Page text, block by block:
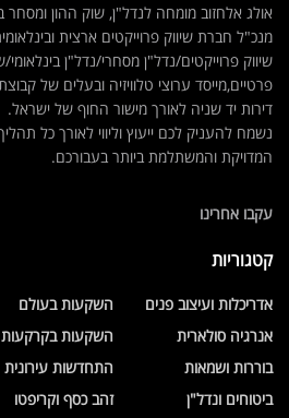
אולג אלחזוב מומחה לנדל"ן, שוק ההון ומסחר
מנכ"ל חברת שיווק פרוייקטים ארצית
שיווק פרוייקטים/נדל"ן מסחרי/נדל"ן
פרטיים,מייסד ערוצי טלוויזיה ובעלים של
דירות יד שניה לאורך מישור החוף של ישראל.
נשמח להעניק לכם ייעוץ וליווי לאורך כל
המדויקת והמשתלמת ביותר בעבורכם.
עקבו אחרינו
קטגוריות
אדריכלות ועיצוב פנים
אנרגיה סולארית
בוררות ושמאות
ביטוחים ונדל"ן
השקעות בעולם
השקעות בקרקעות
התחדשות עירונית
זהב כסף וקריפטו